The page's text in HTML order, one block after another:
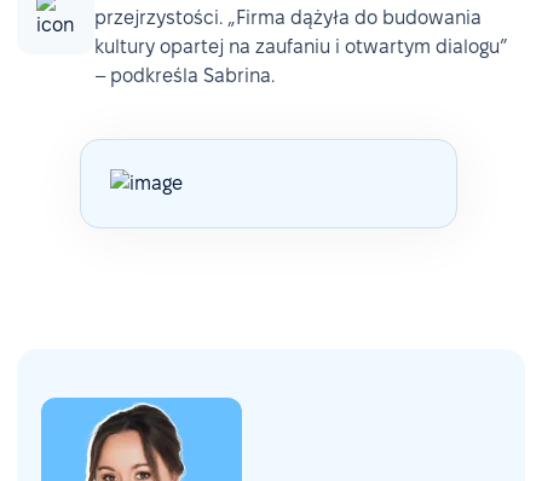
przejrzystości. „Firma dążyła do budowania
kultury opartej na zaufaniu i otwartym dialogu”
– podkreśla Sabrina.